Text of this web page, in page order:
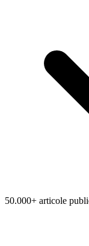
50.000+ articole